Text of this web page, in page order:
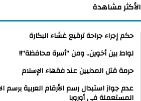
الأكثر مشاهدة
حكم إجراء جراحة ترقيع غشاء البكارة
لواط بين أخوين.. ومن “أسرة محافظة”!!
حرمة قتل المدنيين عند فقهاء الإسلام
عدم جواز استبدال رسم الأرقام العربية برسم
المستعملة في أوروبا